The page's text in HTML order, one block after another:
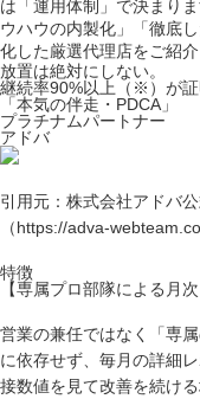
は「運用体制」で決まり
ウハウの内製化」「徹底
化した厳選代理店をご紹介
放置は絶対にしない。
継続率90%以上 （※） が
「本気の伴走・PDCA」
プラチナムパートナー
アドバ
引用元：株式会社アドバ
（https://adva-
特徴
【専属プロ部隊による月
営業の兼任ではなく「専
に依存せず、毎月の詳細
接数値を見て改善を続け